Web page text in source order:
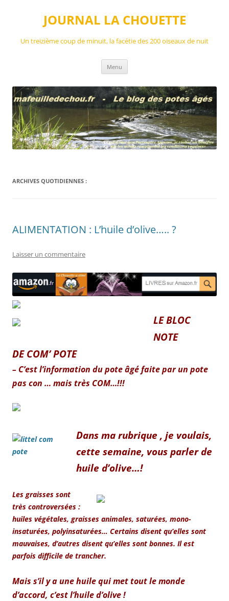
JOURNAL LA CHOUETTE
Un treizième coup de minuit, la facétie des 200 oiseaux de nuit
Menu
ARCHIVES QUOTIDIENNES :
ALIMENTATION : L’huile d’olive….. ?
Laisser un commentaire
LE BLOC
NOTE
DE COM’ POTE
– C’est l’information du pote âgé faite par un pote
pas con … mais très COM…!!!
Dans ma rubrique , je voulais,
cette semaine, vous parler de
huile d’olive…!
Les graisses sont
très controversées :
huiles végétales, graisses animales, saturées, mono-
insaturées, polyinsaturées… Certains disent qu’elles sont
mauvaises, d’autres disent qu’elles sont bonnes. Il est
parfois difficile de trancher.
Mais s’il y a une huile qui met tout le monde
d’accord, c’est l’huile d’olive !